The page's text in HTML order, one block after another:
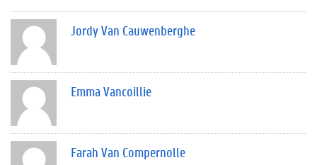
Jordy Van Cauwenberghe
Emma Vancoillie
Farah Van Compernolle